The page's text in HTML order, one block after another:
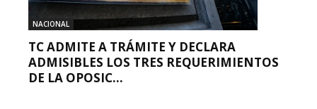
NACIONAL
TC ADMITE A TRÁMITE Y DECLARA
ADMISIBLES LOS TRES REQUERIMIENTOS
DE LA OPOSIC...